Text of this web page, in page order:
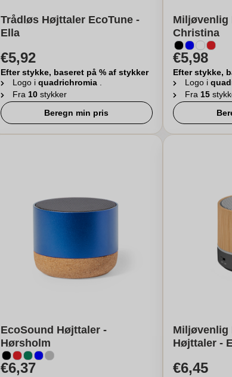
Trådløs Højttaler EcoTune -
Ella
€5,92
Efter stykke, baseret på % af stykker
Logo i quadrichromia .
Fra 10 stykker
Beregn min pris
Christina
€5,98
Efter stykke,
Logo i
Fra 15
EcoSound Højttaler -
Hørsholm
€6,37
Miljøvenlig
Højttaler -
€6,45